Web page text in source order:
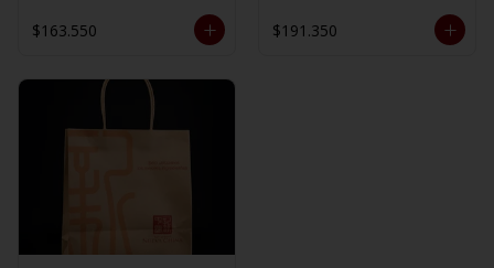
$163.550 $191.350